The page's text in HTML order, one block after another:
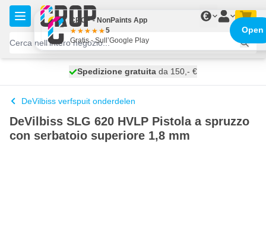
Salta al contenuto
€
spedito domani
Spedizione gratuita da 150,- €
100 giorni
DeVilbiss verfspuit onderdelen
DeVilbiss SLG 620 HVLP Pistola a spruzzo
con serbatoio superiore 1,8 mm
CROP - NonPaints App
5
Gratis - Sull’Google Play
Open